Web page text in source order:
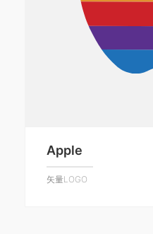
Apple
矢量LOGO